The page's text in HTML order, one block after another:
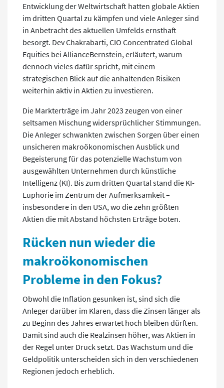
Entwicklung der Weltwirtschaft hatten globale Aktien
im dritten Quartal zu kämpfen und viele Anleger sind
in Anbetracht des aktuellen Umfelds ernsthaft
besorgt. Dev Chakrabarti, CIO Concentrated Global
Equities bei AllianceBernstein, erläutert, warum
dennoch vieles dafür spricht, mit einem
strategischen Blick auf die anhaltenden Risiken
weiterhin aktiv in Aktien zu investieren.
Die Markterträge im Jahr 2023 zeugen von einer
seltsamen Mischung widersprüchlicher Stimmungen.
Die Anleger schwankten zwischen Sorgen über einen
unsicheren makroökonomischen Ausblick und
Begeisterung für das potenzielle Wachstum von
ausgewählten Unternehmen durch künstliche
Intelligenz (KI). Bis zum dritten Quartal stand die KI-
Euphorie im Zentrum der Aufmerksamkeit –
insbesondere in den USA, wo die zehn größten
Aktien die mit Abstand höchsten Erträge boten.
Rücken nun wieder die
makroökonomischen
Probleme in den Fokus?
Obwohl die Inflation gesunken ist, sind sich die
Anleger darüber im Klaren, dass die Zinsen länger als
zu Beginn des Jahres erwartet hoch bleiben dürften.
Damit sind auch die Realzinsen höher, was Aktien in
der Regel unter Druck setzt. Das Wachstum und die
Geldpolitik unterscheiden sich in den verschiedenen
Regionen jedoch erheblich.